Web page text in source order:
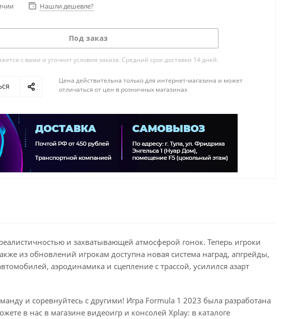
Нашли дешевле?
Под заказ
с вами и уточнит условия заказа. Средний срок доставки 14 дней.
Цена действительна только для интернет-магазина и может
отличаться от цен в розничных магазинах
и захватывающей атмосферой гонок. Теперь игроки
из обновлений игрокам доступна новая система наград, апгрейды,
аэродинамика и сцепление с трассой, усилился азарт
и соревнуйтесь с другими! Игра Formula 1 2023 была разработана
в нас в магазине видеоигр и консолей Xplay: в каталоге